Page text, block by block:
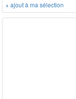
+ ajout à ma sélection